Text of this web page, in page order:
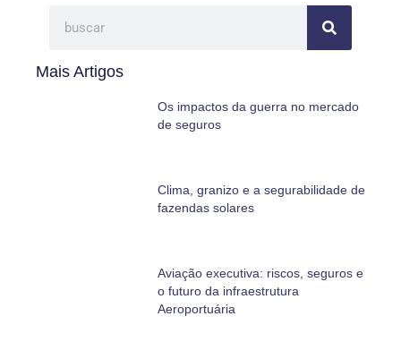
Mais Artigos
Os impactos da guerra no mercado
de seguros
Clima, granizo e a segurabilidade de
fazendas solares
Aviação executiva: riscos, seguros e
o futuro da infraestrutura
Aeroportuária